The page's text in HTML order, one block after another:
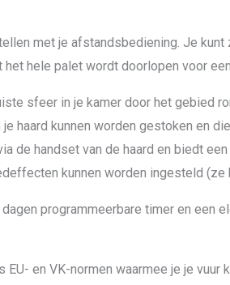
met je afstandsbediening. Je
het hele palet wordt doorlopen voor
sfeer in je kamer door het gebied
haard kunnen worden gestoken en
de handset van de haard en biedt
kunnen worden ingesteld
programmeerbare timer en een
en VK-normen waarmee je je